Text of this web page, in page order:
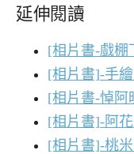
延伸閱讀
[相片書-戲棚
[相片書]-手
[相片書-悼阿
[相片書]-阿
[相片書]-桃